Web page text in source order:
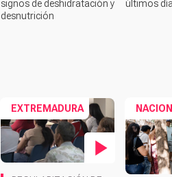
signos de deshidratación y
desnutrición
últimos
EXTREMADURA